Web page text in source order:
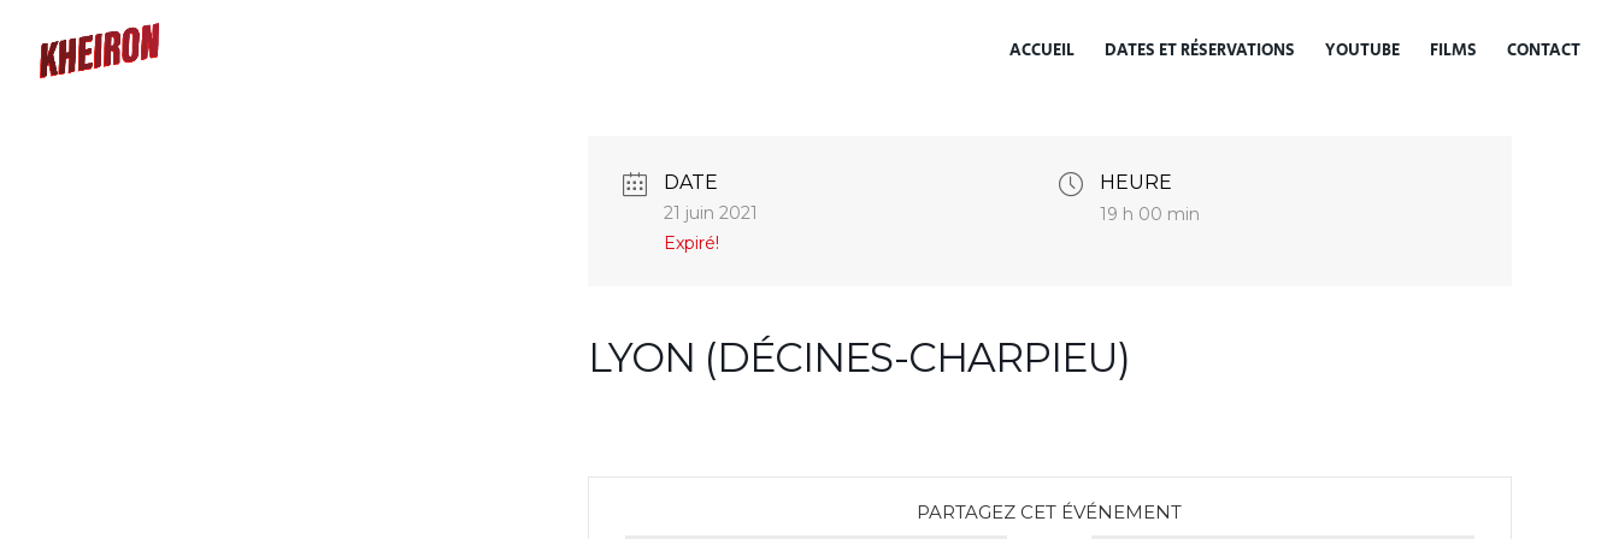
ACCUEIL DATES ET RÉSERVATIONS YOUTUBE FILMS CONTACT
DATE
21 juin 2021
Expiré!
HEURE
19 h 00 min
LYON (DÉCINES-CHARPIEU)
PARTAGEZ CET ÉVÉNEMENT